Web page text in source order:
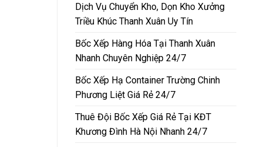
Dịch Vụ Chuyển Kho, Dọn Kho Xưởng
Triều Khúc Thanh Xuân Uy Tín
Bốc Xếp Hàng Hóa Tại Thanh Xuân
Nhanh Chuyên Nghiệp 24/7
Bốc Xếp Hạ Container Trường Chinh
Phương Liệt Giá Rẻ 24/7
Thuê Đội Bốc Xếp Giá Rẻ Tại KĐT
Khương Đình Hà Nội Nhanh 24/7